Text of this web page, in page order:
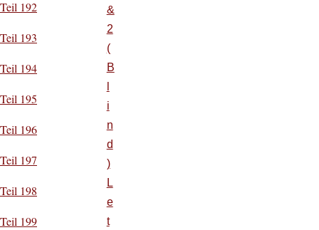
Teil 192
Teil 193
Teil 194
Teil 195
Teil 196
Teil 197
Teil 198
Teil 199
&
2
(
B
i
n
d
)
L
e
t